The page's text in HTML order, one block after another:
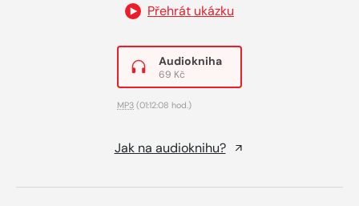
Přehrát ukázku
Audiokniha
69 Kč
MP3 (01:12:08 hod.)
Jak na audioknihu?